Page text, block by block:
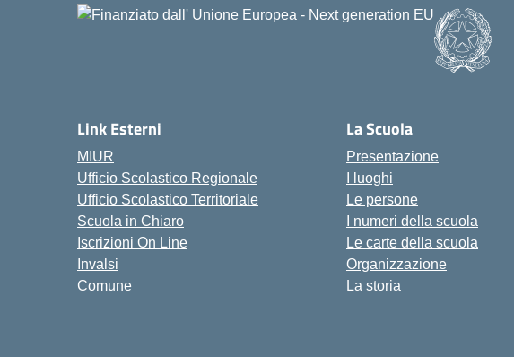
Link Esterni
MIUR
Ufficio Scolastico Regionale
Ufficio Scolastico Territoriale
Scuola in Chiaro
Iscrizioni On Line
Invalsi
Comune
La Scuola
Presentazione
I luoghi
Le persone
I numeri della scuola
Le carte della scuola
Organizzazione
La storia